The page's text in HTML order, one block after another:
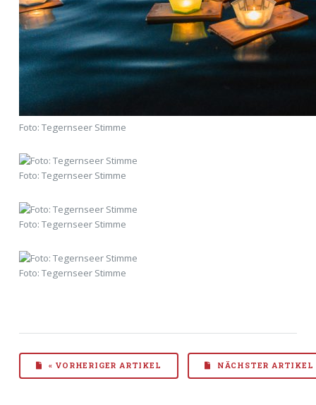
Foto: Tegernseer Stimme
Foto: Tegernseer Stimme
Foto: Tegernseer Stimme
Foto: Tegernseer Stimme
« VORHERIGER ARTIKEL NÄCHSTER ARTIKEL